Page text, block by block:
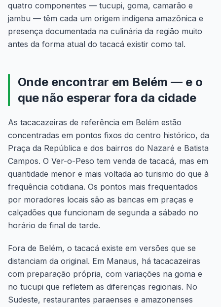
quatro componentes — tucupi, goma, camarão e
jambu — têm cada um origem indígena amazônica e
presença documentada na culinária da região muito
antes da forma atual do tacacá existir como tal.
Onde encontrar em Belém — e o
que não esperar fora da cidade
As tacacazeiras de referência em Belém estão
concentradas em pontos fixos do centro histórico, da
Praça da República e dos bairros do Nazaré e Batista
Campos. O Ver-o-Peso tem venda de tacacá, mas em
quantidade menor e mais voltada ao turismo do que à
frequência cotidiana. Os pontos mais frequentados
por moradores locais são as bancas em praças e
calçadões que funcionam de segunda a sábado no
horário de final de tarde.
Fora de Belém, o tacacá existe em versões que se
distanciam da original. Em Manaus, há tacacazeiras
com preparação própria, com variações na goma e
no tucupi que refletem as diferenças regionais. No
Sudeste, restaurantes paraenses e amazonenses